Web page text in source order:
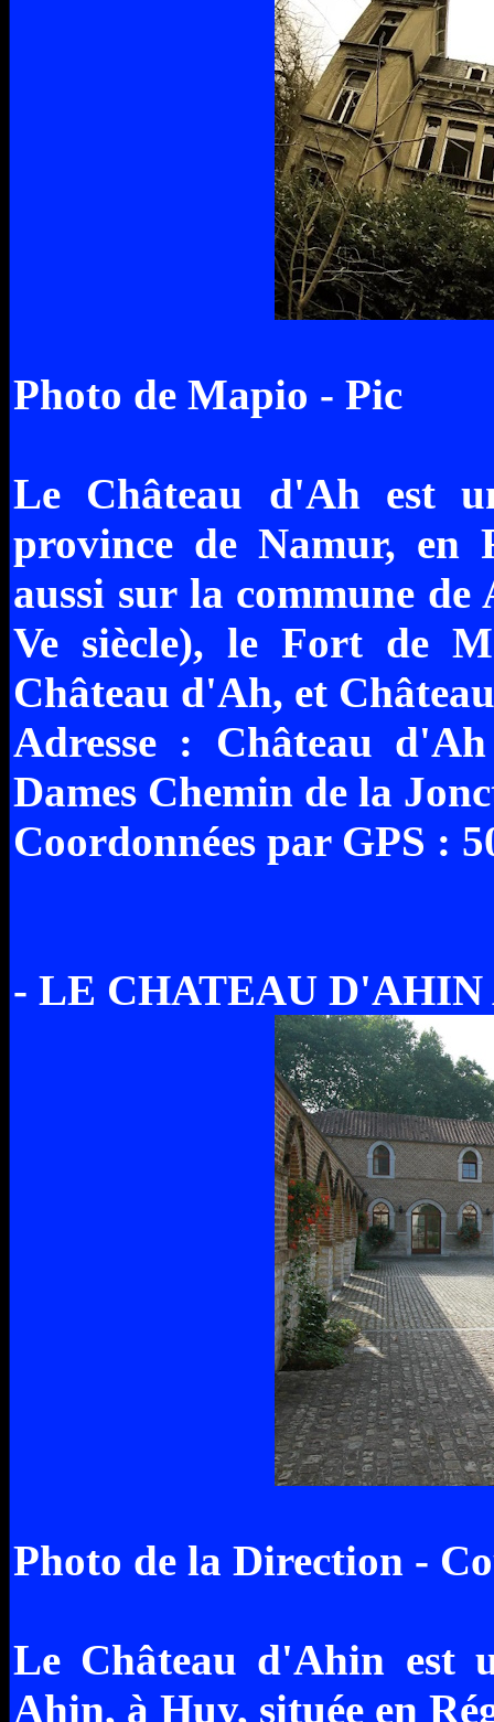
Photo de Mapio - Pic
Le Château d'Ah est
province de Namur, en
aussi sur la commune de
Ve siècle), le Fort de
Château d'Ah, et
Adresse : Château
Dames Chemin de la
Coordonnées par GPS :
- LE CHATEAU D'AHIN
Photo de la Direction -
Le Château d'Ahin est
Ahin, à Huy, située en